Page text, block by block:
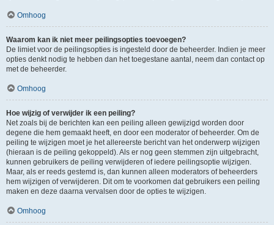
Omhoog
Waarom kan ik niet meer peilingsopties toevoegen?
De limiet voor de peilingsopties is ingesteld door de beheerder. Indien je meer
opties denkt nodig te hebben dan het toegestane aantal, neem dan contact op
met de beheerder.
Omhoog
Hoe wijzig of verwijder ik een peiling?
Net zoals bij de berichten kan een peiling alleen gewijzigd worden door
degene die hem gemaakt heeft, en door een moderator of beheerder. Om de
peiling te wijzigen moet je het allereerste bericht van het onderwerp wijzigen
(hieraan is de peiling gekoppeld). Als er nog geen stemmen zijn uitgebracht,
kunnen gebruikers de peiling verwijderen of iedere peilingsoptie wijzigen.
Maar, als er reeds gestemd is, dan kunnen alleen moderators of beheerders
hem wijzigen of verwijderen. Dit om te voorkomen dat gebruikers een peiling
maken en deze daarna vervalsen door de opties te wijzigen.
Omhoog